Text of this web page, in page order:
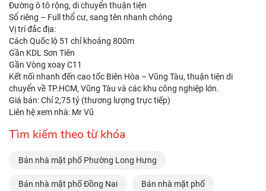
Đường ô tô rộng, di chuyển thuận tiện
Sổ riêng – Full thổ cư, sang tên nhanh chóng
Vị trí đắc địa:
Cách Quốc lộ 51 chỉ khoảng 800m
Gần KDL Sơn Tiên
Gần Vòng xoay C11
Kết nối nhanh đến cao tốc Biên Hòa – Vũng Tàu, thuận tiện di
chuyển về TP.HCM, Vũng Tàu và các khu công nghiệp lớn.
Giá bán: Chỉ 2,75 tỷ (thương lượng trực tiếp)
Liên hệ xem nhà: Mr Vũ
Tìm kiếm theo từ khóa
Bán nhà mặt phố Phường Long Hưng
Bán nhà mặt phố Đồng Nai Bán nhà mặt phố